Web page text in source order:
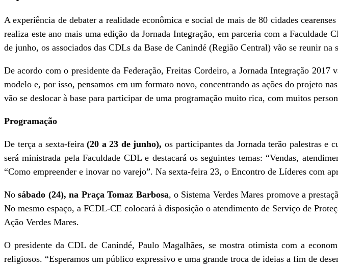
A experiência de debater a realidade econômica e social de mais de 80 cidades
realiza este ano mais uma edição da Jornada Integração, em parceria com a
de junho, os associados das CDLs da Base de Canindé (Região Central) vão se reunir na
De acordo com o presidente da Federação, Freitas Cordeiro, a Jornada Integração
modelo e, por isso, pensamos em um formato novo, concentrando as ações do projeto
vão se deslocar à base para participar de uma programação muito rica, com muitos
Programação
De terça a sexta-feira(20 a 23 de junho), os participantes da Jornada terão palestras e
será ministrada pela Faculdade CDL e destacará os seguintes temas: “Vendas,
“Como empreender e inovar no varejo”. Na sexta-feira 23, o Encontro de Líderes com
Nosábado (24), na Praça Tomaz Barbosa, o Sistema Verdes Mares promove a
No mesmo espaço, a FCDL-CE colocará à disposição o atendimento de Serviço de
Ação Verdes Mares.
O presidente da CDL de Canindé, Paulo Magalhães, se mostra otimista com a
religiosos. “Esperamos um público expressivo e uma grande troca de ideias a fim de